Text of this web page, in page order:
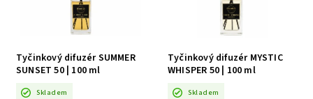
Tyčinkový difuzér SUMMER
SUNSET 50 | 100 ml
Skladem
Tyčinkový difuzér MYSTIC
WHISPER 50 | 100 ml
Skladem